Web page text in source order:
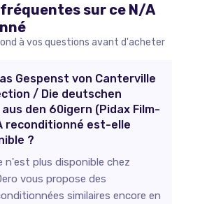
sur ce N/A
à vos questions avant d'acheter
Gespenst von Canterville
/ Die deutschen
den 60igern (Pidax Film-
reconditionné est-elle
?
n'est plus disponible chez
vous propose des
similaires encore en